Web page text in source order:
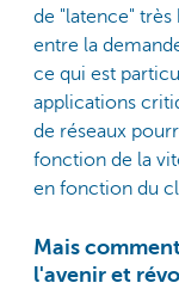
de "latence"
entre la
ce qui est
applications
de réseaux
fonction de la
en fonction du
Mais
l'avenir et